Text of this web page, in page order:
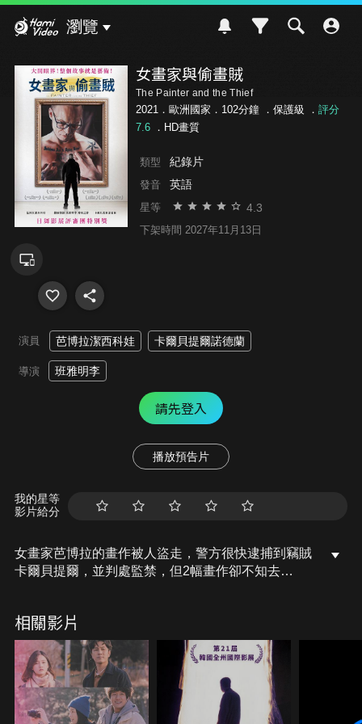
瀏覽
女畫家與偷畫賊
The Painter and the Thief
2021．歐洲國家．102分鐘 ． 保護級 ． 評分
7.6．HD畫質
類型 紀錄片
發音 英語
星等 4.3
下架時間 2027年11月13日
演員 芭博拉潔西科娃 卡爾貝提爾諾德蘭
導演 班雅明李
請先登入
播放預告片
我的星等
影片給分
女畫家芭博拉的畫作被人盜走，警方很快逮捕到竊賊
卡爾貝提爾，並判處監禁，但2幅畫作卻不知去
畫？就從芭博拉為偷畫賊作畫開始，他們之間建立了
有趣且特殊的關係，並將兩人寂寞的靈魂、緊緊地連
結在一起…。
相關影片